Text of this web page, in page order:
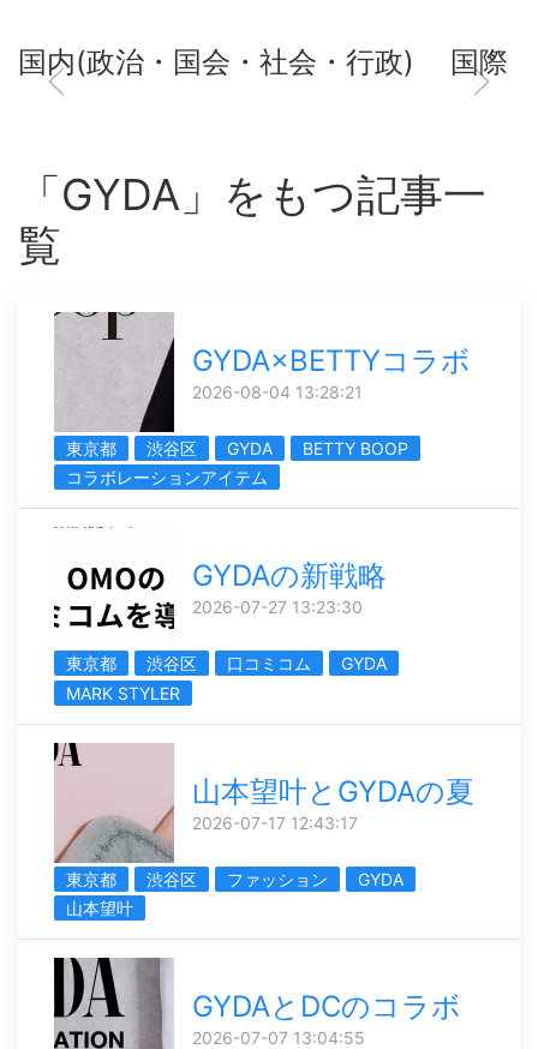
国内(政治・国会・社会・行政) 国際
「GYDA」をもつ記事一
覧
GYDA×BETTYコラボ
2026-08-04 13:28:21
東京都 渋谷区 GYDA
BETTY BOOP
コラボレーションアイテム
GYDAの新戦略
2026-07-27 13:23:30
東京都 渋谷区 口コミコム
GYDA
MARK STYLER
山本望叶とGYDAの夏
2026-07-17 12:43:17
東京都 渋谷区 ファッション
GYDA
山本望叶
GYDAとDCのコラボ
2026-07-07 13:04:55